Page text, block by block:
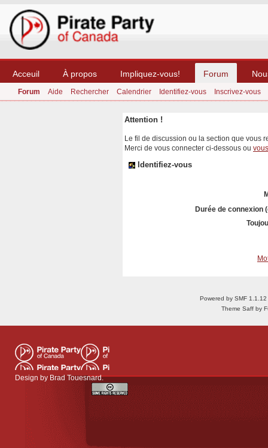
Acceuil À propos Impliquez-vous! Forum
Forum Aide Rechercher Calendrier Identifiez-vous Inscrivez-vous
Attention !
Le fil de discussion ou la section que vous
Merci de vous connecter ci-dessous ou
Identifiez-vous
Durée de connexion
Powered by SMF 1.1.12
Theme Saff by
Design byBrad Touesnard.